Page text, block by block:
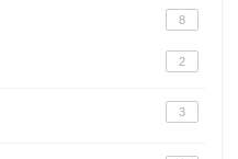
8
2
3